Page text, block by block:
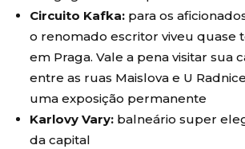
Circuito Kafka: para os
o renomado escritor viveu quase
em Praga. Vale a pena visitar sua
entre as ruas Maislova e U
uma exposição permanente
Karlovy Vary: balneário super
da capital